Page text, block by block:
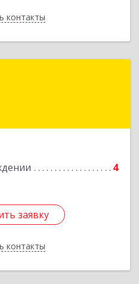
контакты
4
заявку
контакты
край, Тихорецкий р-н,
Подробнее
заявку